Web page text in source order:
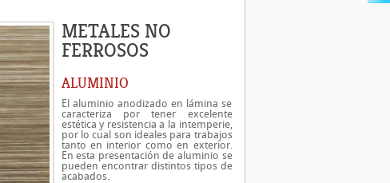
METALES NO
FERROSOS
ALUMINIO
El aluminio anodizado en lámina se
caracteriza por tener excelente
estética y resistencia a la intemperie,
por lo cual son ideales para trabajos
tanto en interior como en exterior.
En esta presentación de aluminio se
pueden encontrar distintos tipos de
acabados.